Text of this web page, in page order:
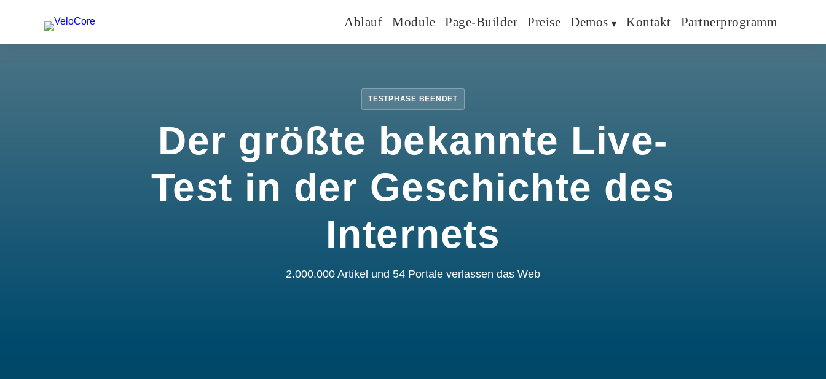
Ablauf Module Page-Builder Preise Demos Kontakt Partnerprogramm
TESTPHASE BEENDET
Der größte bekannte Live-
Test in der Geschichte des
Internets
2.000.000 Artikel und 54 Portale verlassen das Web